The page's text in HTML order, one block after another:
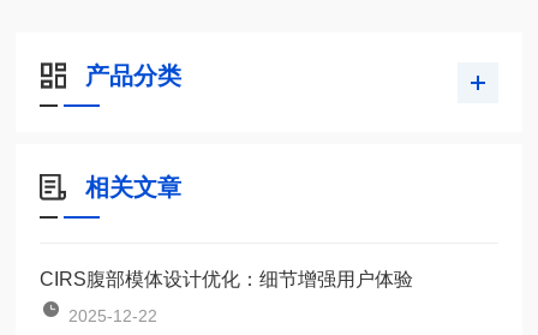
产品分类
相关文章
CIRS腹部模体设计优化：细节增强用户体验
2025-12-22